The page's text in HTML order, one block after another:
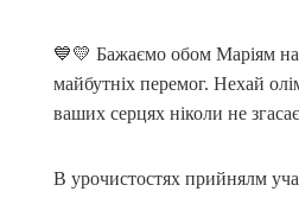
💙💛 Бажаємо обом Маріям
майбутніх перемог. Нехай
ваших серцях ніколи не
В урочистостях прийнялм